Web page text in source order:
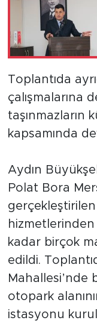
Toplantıda
çalışmalarına
taşınmazların
kapsamında
Aydın
Polat Bora
gerçekleştirilen
hizmetlerinden
kadar birçok
edildi.
otopark
istasyonu